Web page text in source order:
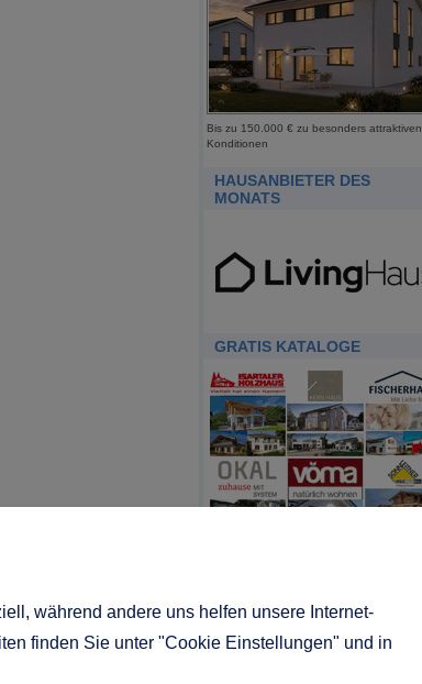
Bis zu 150.000 € zu besonders attraktiven
Konditionen
HAUSANBIETER DES
MONATS
GRATIS KATALOGE
während andere uns helfen unsere Internet-
finden Sie unter "Cookie Einstellungen" und in